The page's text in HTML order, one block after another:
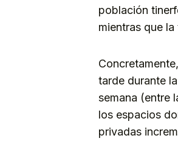
población
mientras que
tarde durante
semana (entre
los espacios
privadas